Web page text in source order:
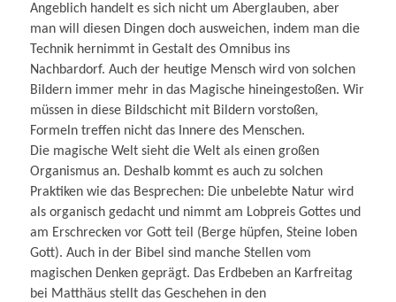
Angeblich handelt es sich nicht um Aber­glauben, aber
man will diesen Dingen doch ausweichen, indem man die
Technik hernimmt in Gestalt des Omnibus ins
Nachbardorf. Auch der heutige Mensch wird von solchen
Bildern immer mehr in das Magische hineingestoßen. Wir
müssen in diese Bildschicht mit Bildern vorstoßen,
Formeln treffen nicht das Innere des Menschen.
Die magische Welt sieht die Welt als einen großen
Organismus an. Deshalb kommt es auch zu solchen
Praktiken wie das Besprechen: Die unbelebte Natur wird
als organisch gedacht und nimmt am Lobpreis Gottes und
am Erschrecken vor Gott teil (Berge hüpfen, Steine loben
Gott). Auch in der Bibel sind manche Stellen vom
magischen Denken geprägt. Das Erdbeben an Karfreitag
bei Matthäus stellt das Geschehen in den